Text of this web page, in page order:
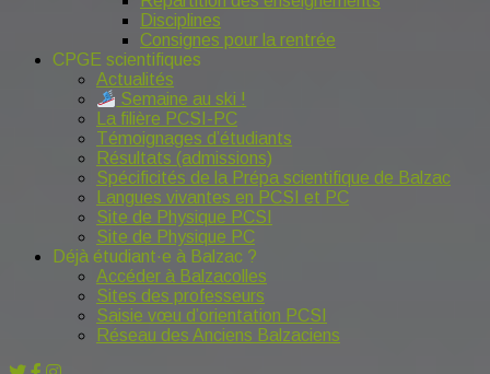
Disciplines
Consignes pour la rentrée
CPGE scientifiques
Actualités
Semaine au ski !
La filière PCSI-PC
Témoignages d’étudiants
Résultats (admissions)
Spécificités de la Prépa scientifique de Balzac
Langues vivantes en PCSI et PC
Site de Physique PCSI
Site de Physique PC
Déjà étudiant·e à Balzac ?
Accéder à Balzacolles
Sites des professeurs
Saisie vœu d’orientation PCSI
Réseau des Anciens Balzaciens